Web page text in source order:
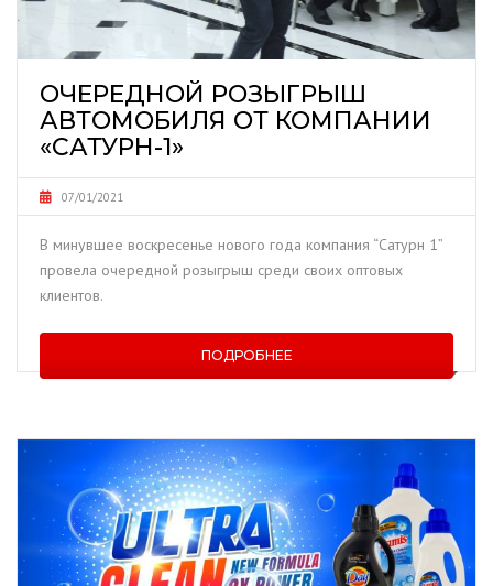
ОЧЕРЕДНОЙ РОЗЫГРЫШ
АВТОМОБИЛЯ ОТ КОМПАНИИ
«САТУРН-1»
07/01/2021
В минувшее воскресенье нового года компания “Сатурн 1”
провела очередной розыгрыш среди своих оптовых
клиентов.
ПОДРОБНЕЕ